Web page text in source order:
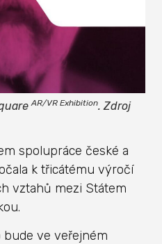
AR/VR Exhibition. Zdroj
spolupráce české a
k třicátému výročí
vztahů mezi Státem
bude ve veřejném